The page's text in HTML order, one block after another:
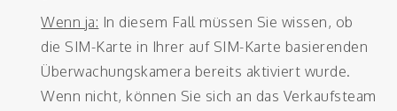
Wenn ja: In diesem Fall müssen Sie wissen, ob
die SIM-Karte in Ihrer auf SIM-Karte basierenden
Überwachungskamera bereits aktiviert wurde.
Wenn nicht, können Sie sich an das Verkaufsteam